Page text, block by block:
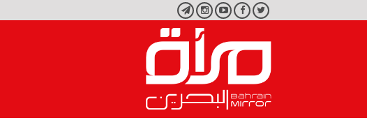
تويتر فيسبوكيوتيوبانستجرامتليجرام